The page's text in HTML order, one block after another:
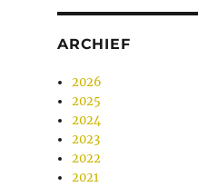
ARCHIEF
2026
2025
2024
2023
2022
2021